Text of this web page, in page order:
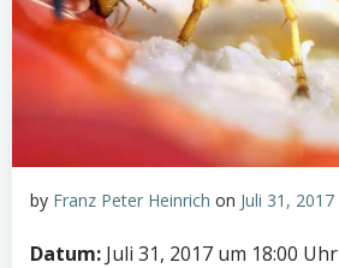
by Franz Peter Heinrich on Juli 31, 2017
Datum: Juli 31, 2017 um 18:00 Uhr